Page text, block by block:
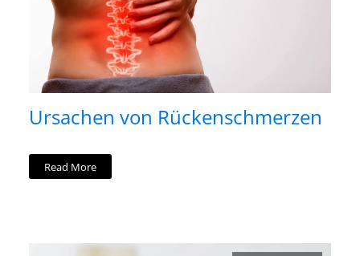
Ursachen von Rückenschmerzen
Read More